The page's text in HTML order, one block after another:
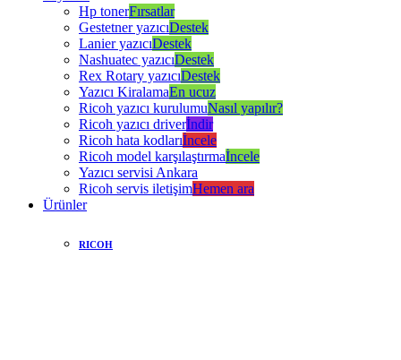
Hp tonerFırsatlar
Gestetner yazıcıDestek
Lanier yazıcıDestek
Nashuatec yazıcıDestek
Rex Rotary yazıcıDestek
Yazıcı KiralamaEn ucuz
Ricoh yazıcı kurulumuNasıl yapılır?
Ricoh yazıcı driverİndir
Ricoh hata kodlarıİncele
Ricoh model karşılaştırmaİncele
Yazıcı servisi Ankara
Ricoh servis iletişimHemen ara
Ürünler
RICOH